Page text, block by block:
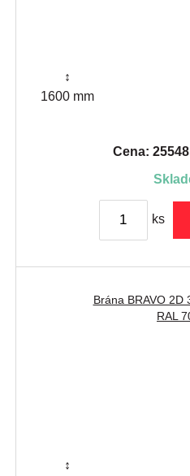
↕
1600 mm
Cena:
ks
Brána BRAVO 2D
RAL
↕